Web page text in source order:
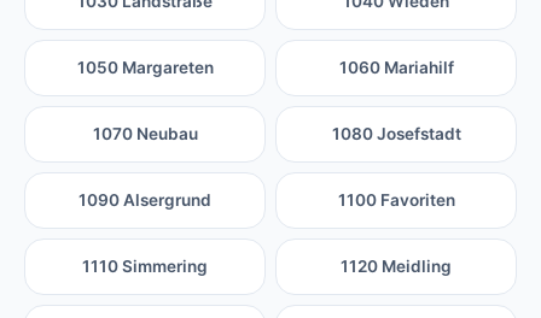
1050 Margareten 1060 Mariahilf
1070 Neubau 1080 Josefstadt
1090 Alsergrund 1100 Favoriten
1110 Simmering 1120 Meidling